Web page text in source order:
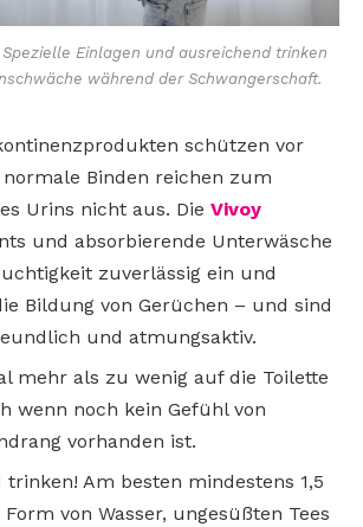
Einlagen und ausreichend trinken
während der Schwangerschaft.
schützen vor
normale Binden reichen zum
Urins nicht aus. Die Vivoy
und absorbierende Unterwäsche
zuverlässig ein und
Bildung von Gerüchen – und sind
und atmungsaktiv.
mehr als zu wenig auf die Toilette
wenn noch kein Gefühl von
vorhanden ist.
trinken! Am besten mindestens 1,5
von Wasser, ungesüßten Tees